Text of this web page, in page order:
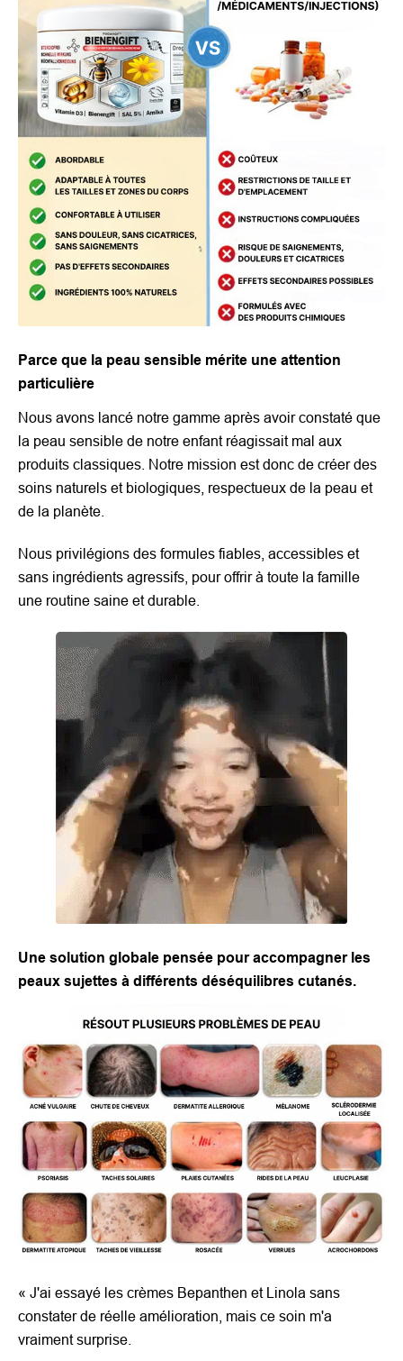
Parce que la peau sensible mérite une attention
particulière
Nous avons lancé notre gamme après avoir constaté que
la peau sensible de notre enfant réagissait mal aux
produits classiques. Notre mission est donc de créer des
soins naturels et biologiques, respectueux de la peau et
de la planète.
Nous privilégions des formules fiables, accessibles et
sans ingrédients agressifs, pour offrir à toute la famille
une routine saine et durable.
Une solution globale pensée pour accompagner les
peaux sujettes à différents déséquilibres cutanés.
« J'ai essayé les crèmes Bepanthen et Linola sans
constater de réelle amélioration, mais ce soin m'a
vraiment surprise.